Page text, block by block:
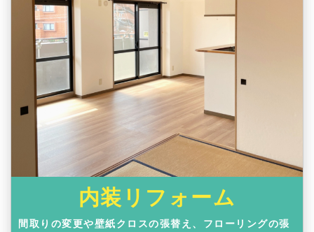
内装リフォーム
間取りの変更や壁紙クロスの張替え、フローリングの張